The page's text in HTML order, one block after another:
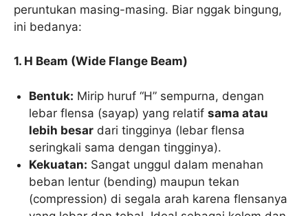
peruntukan masing-masing. Biar nggak bingung,
ini bedanya:
1. H Beam (Wide Flange Beam)
Bentuk: Mirip huruf “H” sempurna, dengan
lebar flensa (sayap) yang relatifsama atau
lebih besar dari tingginya (lebar flensa
seringkali sama dengan tingginya).
Kekuatan: Sangat unggul dalam menahan
beban lentur (bending) maupun tekan
(compression) di segala arah karena flensanya